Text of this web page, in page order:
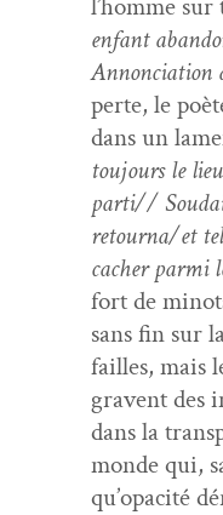
l’homme sur
enfant
Annon­ci­a­tion
perte, le
dans un
tou­jours le
parti//
retourna/et
cacher par­mi
fort de
sans fin sur
failles, mais
gravent des
dans la
monde qui,
qu’opacité